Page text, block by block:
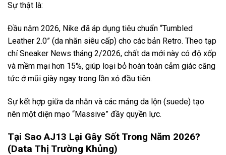
Sự thật là:
Đầu năm 2026, Nike đã áp dụng tiêu chuẩn “Tumbled
Leather 2.0” (da nhăn siêu cấp) cho các bản Retro. Theo tạp
chí Sneaker News tháng 2/2026, chất da mới này có độ xốp
và mềm mại hơn 15%, giúp loại bỏ hoàn toàn cảm giác căng
tức ở mũi giày ngay trong lần xỏ đầu tiên.
Sự kết hợp giữa da nhăn và các mảng da lộn (suede) tạo
nên một diện mạo “Massive” đầy quyền lực.
Tại Sao AJ13 Lại Gây Sốt Trong Năm 2026?
(Data Thị Trường Khủng)